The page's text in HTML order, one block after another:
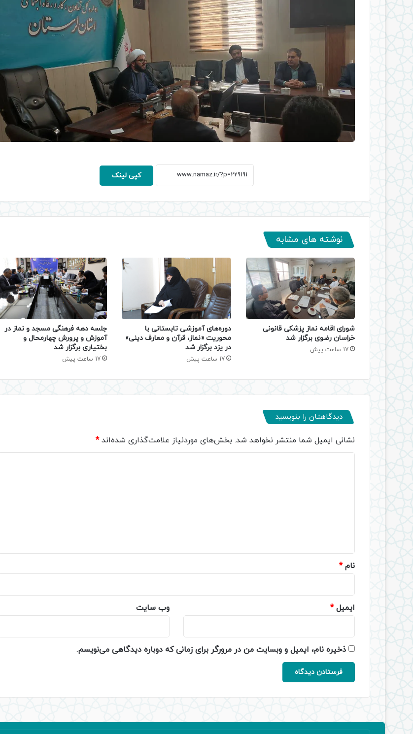
کپی لینک
نوشته های مشابه
شورای اقامه نماز پزشکی قانونی
خراسان رضوی برگزار شد
17 ساعت پیش
دوره‌های آموزشی تابستانی با
محوریت «نماز، قرآن و معارف دینی»
در یزد برگزار شد
17 ساعت پیش
جلسه دهه فرهنگی مسجد و نماز در
آموزش و پرورش چهارمحال و
بختیاری برگزار شد
17 ساعت پیش
دیدگاهتان را بنویسید
نشانی ایمیل شما منتشر نخواهد شد. بخش‌های موردنیاز علامت‌گذاری شده‌اند*
نام*
ایمیل* وب‌ سایت
ذخیره نام، ایمیل و وبسایت من در مرورگر برای زمانی که دوباره دیدگاهی می‌نویسم.